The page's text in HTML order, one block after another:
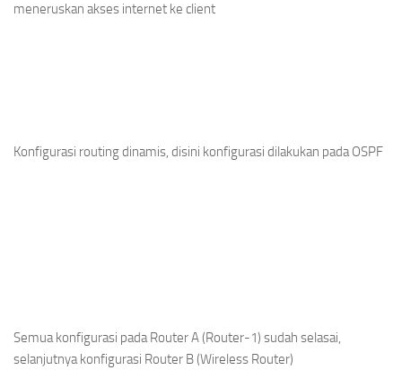
meneruskan akses internet ke client
Konfigurasi routing dinamis, disini konfigurasi dilakukan pada OSPF
Semua konfigurasi pada Router A (Router-1) sudah selasai,
selanjutnya konfigurasi Router B (Wireless Router)